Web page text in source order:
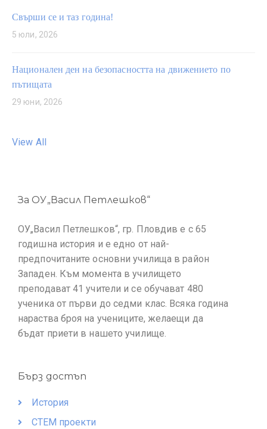
Свърши се и таз година!
5 юли, 2026
Национален ден на безопасността на движението по
пътищата
29 юни, 2026
View All
За ОУ„Васил Петлешков“
ОУ„Васил Петлешков“, гр. Пловдив е с 65
годишна история и е едно от най-
предпочитаните основни училища в район
Западен. Към момента в училището
преподават 41 учители и се обучават 480
ученика от първи до седми клас. Всяка година
нараства броя на учениците, желаещи да
бъдат приети в нашето училище.
Бърз достъп
История
СТЕМ проекти